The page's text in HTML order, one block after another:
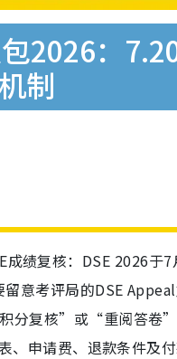
2026：
制
绩复核：DSE 2026于
意考评局的DSE
分复核”或“重阅答卷”
、申请费、退款条件及